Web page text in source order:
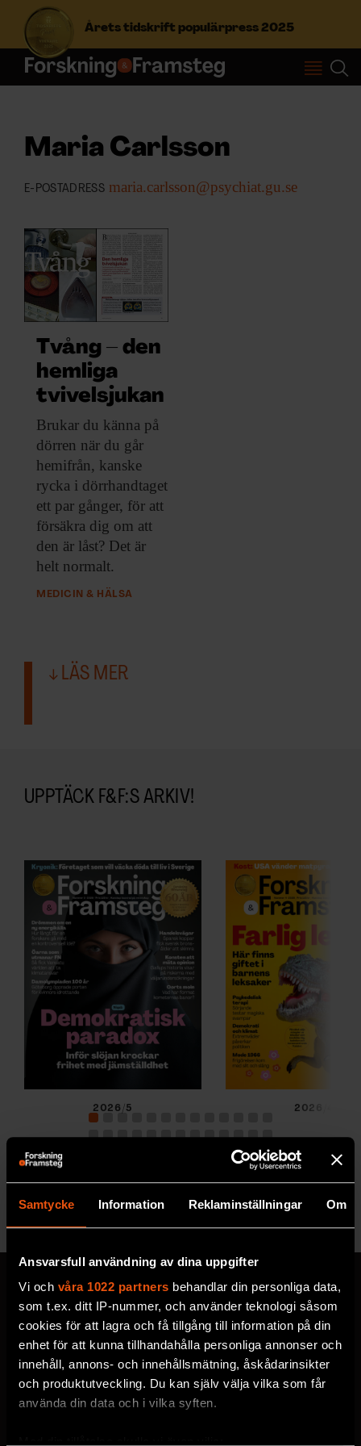
Samtycke Information Reklaminställningar Om
Ansvarsfull användning av dina uppgifter
Vi och våra 1022 partners behandlar din personliga data,
som t.ex. ditt IP-nummer, och använder teknologi såsom
cookies för att lagra och få tillgång till information på din
enhet för att kunna tillhandahålla personliga annonser och
innehåll, annons- och innehållsmätning, åskådarinsikter
och produktutveckling. Du kan själv välja vilka som får
använda din data och i vilka syften.
Årets tidskrift populärpress 2025
S
e
f
e
NYHETSBREV
ÄMNEN
ARKIV & E-TIDNING
LYSSNA/PODD
EVENEMANG & RESOR
SHOP
KONTAKTA F&F
SKRIV I F&F
ANNONSERA I F&F
Maria Carlsson
E-POSTADRESS maria.carlsson@psychiat.gu.se
Tvång – den
hemliga
tvivelsjukan
Brukar du känna på
dörren när du går
hemifrån, kanske
rycka i dörrhandtaget
ett par gånger, för att
försäkra dig om att
den är låst? Det är
helt normalt.
MEDICIN & HÄLSA
LÄS MER
UPPTÄCK F&F:S ARKIV!
2026/5 2026/4
Se alla utgåvor
MISSA ALDRIG EN NYHET
Prenumerera på F&F:s
nyhetsbrev här!